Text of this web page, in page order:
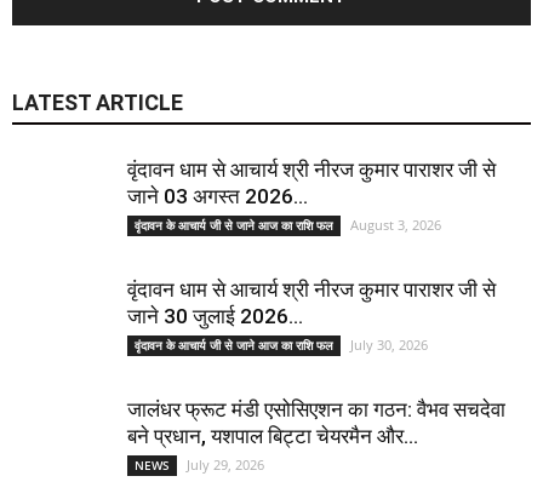
LATEST ARTICLE
वृंदावन धाम से आचार्य श्री नीरज कुमार पाराशर जी से
जाने 03 अगस्त 2026...
वृंदावन के आचार्य जी से जाने आज का राशि फल August 3, 2026
वृंदावन धाम से आचार्य श्री नीरज कुमार पाराशर जी से
जाने 30 जुलाई 2026...
वृंदावन के आचार्य जी से जाने आज का राशि फल July 30, 2026
जालंधर फ्रूट मंडी एसोसिएशन का गठन: वैभव सचदेवा
बने प्रधान, यशपाल बिट्टा चेयरमैन और...
NEWS July 29, 2026